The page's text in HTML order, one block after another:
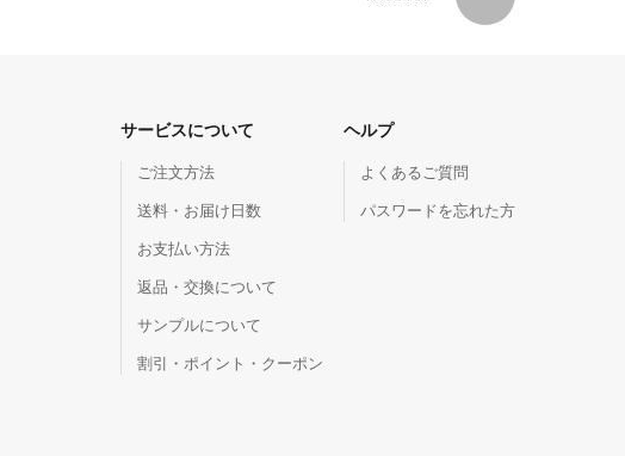
サービスについて
ご注文方法
送料・お届け日数
お支払い方法
返品・交換について
サンプルについて
割引・ポイント・クーポン
ヘルプ
よくあるご質問
パスワードを忘れた方